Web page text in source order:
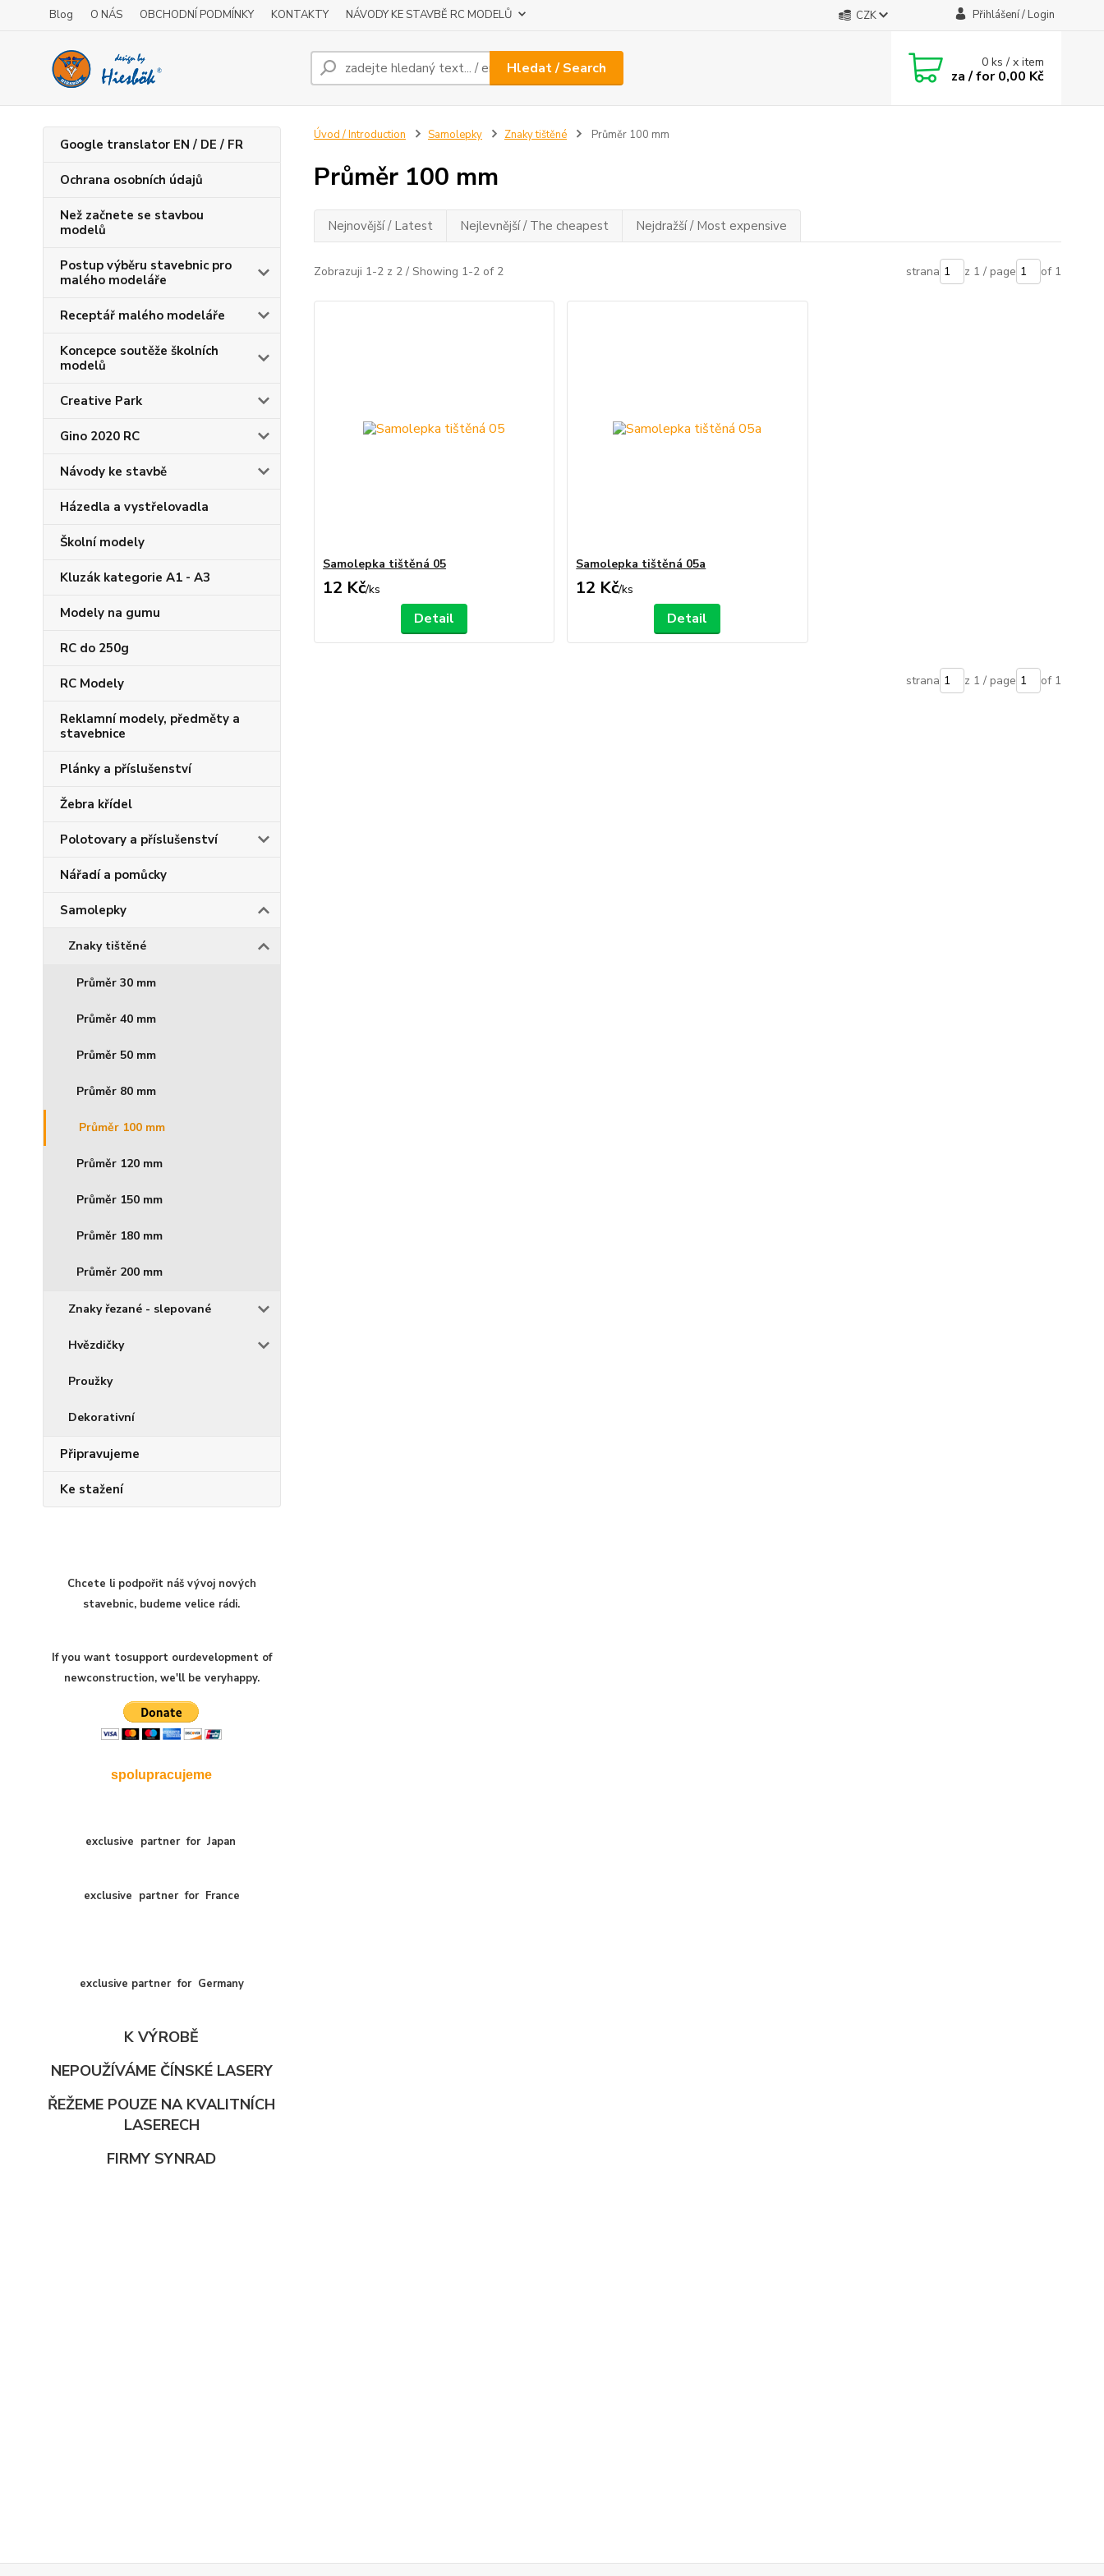
Blog O NÁS OBCHODNÍ PODMÍNKY KONTAKTY NÁVODY KE STAVBĚ RC MODELŮ CZK Přihlášení / Login
Hledat / Search 0ks / x item
za / for0,00 Kč
Google translator EN / DE / FR
Ochrana osobních údajů
Než začnete se stavbou
modelů
Postup výběru stavebnic pro
malého modeláře
Receptář malého modeláře
Koncepce soutěže školních
modelů
Creative Park
Gino 2020 RC
Návody ke stavbě
Házedla a vystřelovadla
Školní modely
Kluzák kategorie A1 - A3
Modely na gumu
RC do 250g
RC Modely
Reklamní modely, předměty a
stavebnice
Plánky a příslušenství
Žebra křídel
Polotovary a příslušenství
Nářadí a pomůcky
Samolepky
Znaky tištěné
Průměr 30 mm
Průměr 40 mm
Průměr 50 mm
Průměr 80 mm
Průměr 100 mm
Průměr 120 mm
Průměr 150 mm
Průměr 180 mm
Průměr 200 mm
Znaky řezané - slepované
Hvězdičky
Proužky
Dekorativní
Připravujeme
Ke stažení
Chcete li podpořit náš vývoj nových
stavebnic, budeme velice rádi.
If you want tosupport ourdevelopment of
newconstruction, we'll be veryhappy.
spolupracujeme
exclusive partner for Japan
exclusive partner for France
exclusive partner for Germany
K VÝROBĚ
NEPOUŽÍVÁME ČÍNSKÉ LASERY
ŘEŽEME POUZE NA KVALITNÍCH
LASERECH
FIRMY SYNRAD
Úvod / Introduction Samolepky Znaky tištěné Průměr 100 mm
Průměr 100 mm
Nejnovější / Latest Nejlevnější / The cheapest Nejdražší / Most expensive
Zobrazuji 1-2 z 2 / Showing 1-2 of 2 strana z 1 / page of 1
Samolepka tištěná 05
12 Kč/ks
Detail
Samolepka tištěná 05a
12 Kč/ks
Detail
strana z 1 / page of 1